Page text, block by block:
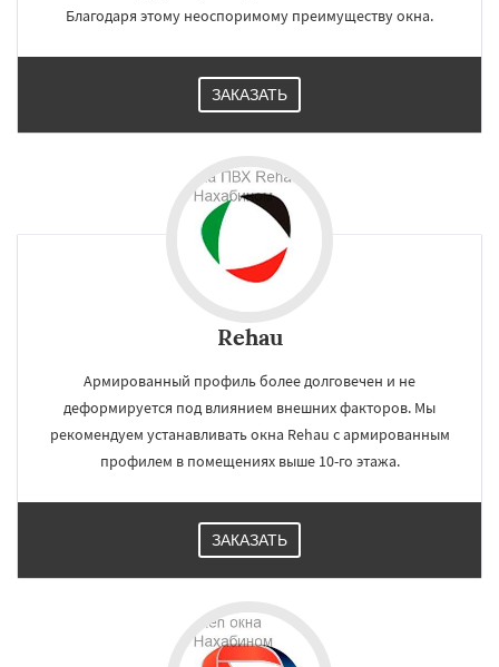
Благодаря этому неоспоримому преимуществу окна.
ЗАКАЗАТЬ
Rehau
Армированный профиль более долговечен и не
деформируется под влиянием внешних факторов. Мы
рекомендуем устанавливать окна Rehau с армированным
профилем в помещениях выше 10-го этажа.
ЗАКАЗАТЬ